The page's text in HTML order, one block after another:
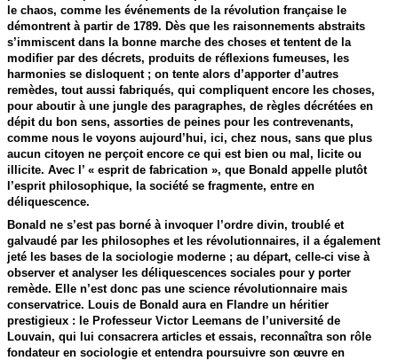
le chaos, comme les événements de la révolution française le
démontrent à partir de 1789. Dès que les raisonnements abstraits
s’immiscent dans la bonne marche des choses et tentent de la
modifier par des décrets, produits de réflexions fumeuses, les
harmonies se disloquent ; on tente alors d’apporter d’autres
remèdes, tout aussi fabriqués, qui compliquent encore les choses,
pour aboutir à une jungle des paragraphes, de règles décrétées en
dépit du bon sens, assorties de peines pour les contrevenants,
comme nous le voyons aujourd’hui, ici, chez nous, sans que plus
aucun citoyen ne perçoit encore ce qui est bien ou mal, licite ou
illicite. Avec l’ « esprit de fabrication », que Bonald appelle plutôt
l’esprit philosophique, la société se fragmente, entre en
déliquescence.
Bonald ne s’est pas borné à invoquer l’ordre divin, troublé et
galvaudé par les philosophes et les révolutionnaires, il a également
jeté les bases de la sociologie moderne ; au départ, celle-ci vise à
observer et analyser les déliquescences sociales pour y porter
remède. Elle n’est donc pas une science révolutionnaire mais
conservatrice. Louis de Bonald aura en Flandre un héritier
prestigieux : le Professeur Victor Leemans de l’université de
Louvain, qui lui consacrera articles et essais, reconnaîtra son rôle
fondateur en sociologie et entendra poursuivre son œuvre en